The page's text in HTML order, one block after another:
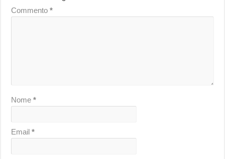
Commento*
Nome*
Email*